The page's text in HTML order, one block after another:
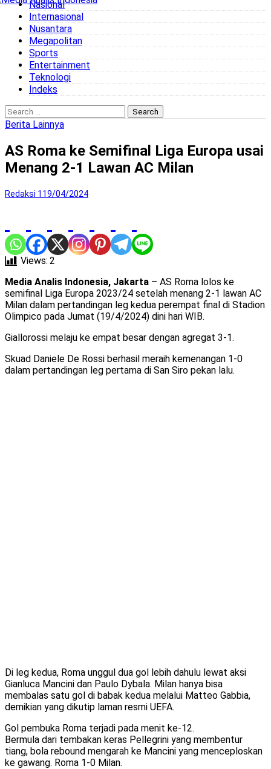
content
Nasional
Internasional
Nusantara
Megapolitan
Sports
Entertainment
Teknologi
Indeks
Search
for:
Berita Lainnya
AS Roma ke Semifinal Liga Europa usai
Menang 2-1 Lawan AC Milan
Redaksi 1 19/04/2024
Views: 2
Media Analis Indonesia, Jakarta – AS Roma lolos ke
semifinal Liga Europa 2023/24 setelah menang 2-1 lawan AC
Milan dalam pertandingan leg kedua perempat final di Stadion
Olimpico pada Jumat (19/4/2024) dini hari WIB.
Giallorossi melaju ke empat besar dengan agregat 3-1.
Skuad Daniele De Rossi berhasil meraih kemenangan 1-0
dalam pertandingan leg pertama di San Siro pekan lalu.
Di leg kedua, Roma unggul dua gol lebih dahulu lewat aksi
Gianluca Mancini dan Paulo Dybala. Milan hanya bisa
membalas satu gol di babak kedua melalui Matteo Gabbia,
demikian yang dikutip laman resmi UEFA.
Gol pembuka Roma terjadi pada menit ke-12.
Bermula dari tembakan keras Pellegrini yang membentur
tiang, bola rebound mengarah ke Mancini yang menceploskan
ke gawang. Roma 1-0 Milan.